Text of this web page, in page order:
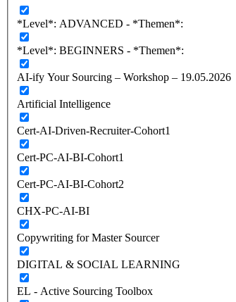
*Level*: ADVANCED - *Themen*:
*Level*: BEGINNERS - *Themen*:
AI-ify Your Sourcing – Workshop – 19.05.2026
Artificial Intelligence
Cert-AI-Driven-Recruiter-Cohort1
Cert-PC-AI-BI-Cohort1
Cert-PC-AI-BI-Cohort2
CHX-PC-AI-BI
Copywriting for Master Sourcer
DIGITAL & SOCIAL LEARNING
EL - Active Sourcing Toolbox